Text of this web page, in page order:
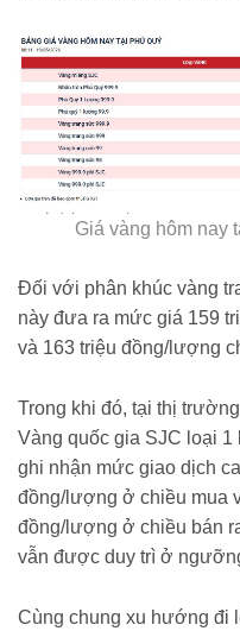
Giá vàng hôm nay
Đối với phân khúc vàng
này đưa ra mức giá 159
và 163 triệu đồng/lượng
Trong khi đó, tại thị
Vàng quốc gia SJC loại
ghi nhận mức giao dịch
đồng/lượng ở chiều mua
đồng/lượng ở chiều bán
vẫn được duy trì ở
Cùng chung xu hướng đi